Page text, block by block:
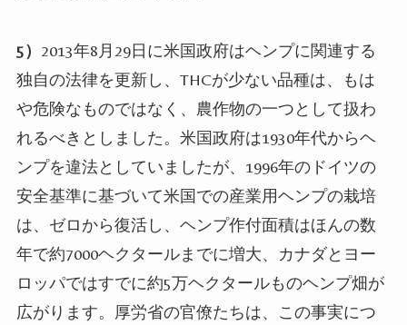
5） 2013年8月 29日に米国政府はヘンプに関連する
独自の法律を更新し、 THCが少ない品種は、もは
や危険なものではなく、農作物の一つとして扱わ
れるべきとしました。米国政府は1930年代からヘ
ンプを違法としていましたが、 1996年のドイツの
安全基準に基づいて米国での産業用ヘンプの栽培
は、ゼロから復活し、ヘンプ作付面積はほんの数
年で約7000ヘクタールまでに増大、カナダとヨー
ロッパではすでに約5万ヘクタールものヘンプ畑が
広がります。厚労省の官僚たちは、この事実につ